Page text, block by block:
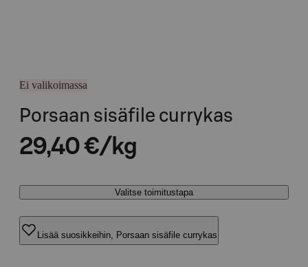
Ei valikoimassa
Porsaan sisäfile currykas
29,40 €/kg
Valitse toimitustapa
Lisää suosikkeihin, Porsaan sisäfile currykas